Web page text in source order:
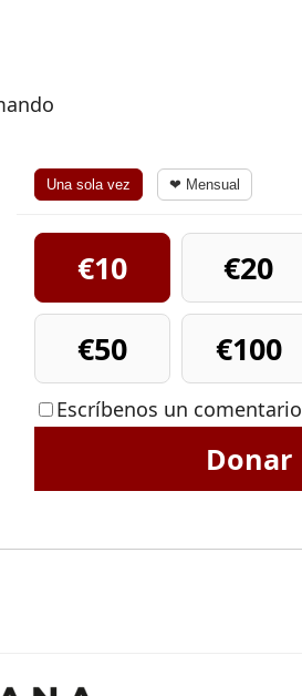
Una sola vez ❤ Mensual
€10 €20
€50
€100
Escríbenos un comentario
Donar